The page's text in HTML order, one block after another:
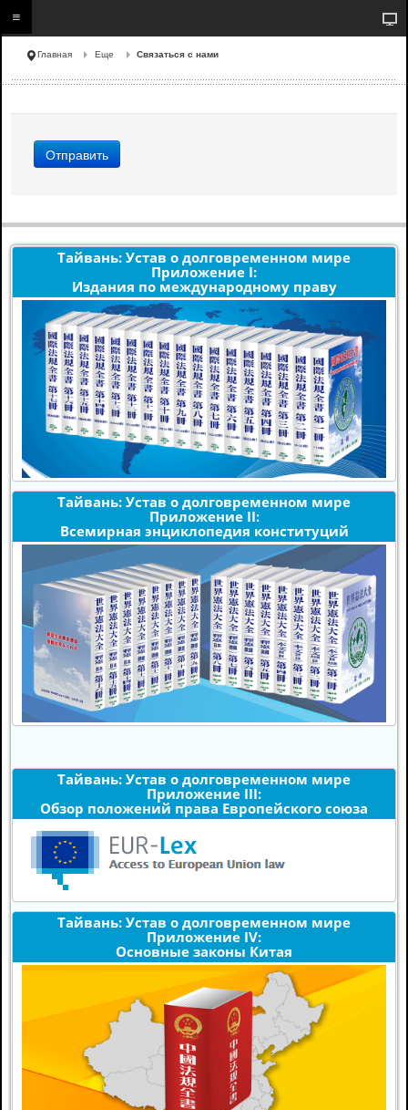
Главная Еще Связаться с нами
Отправить
Тайвань: Устав о долговременном мире
Приложение I:
Издания по международному праву
Тайвань: Устав о долговременном мире
Приложение II:
Всемирная энциклопедия конституций
Тайвань: Устав о долговременном мире
Приложение III:
Обзор положений права Европейского союза
Тайвань: Устав о долговременном мире
Приложение IV:
Основные законы Китая